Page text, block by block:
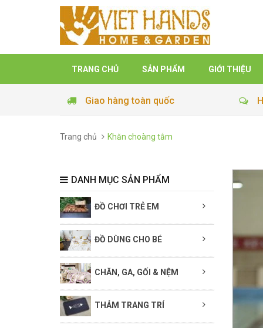
TRANG CHỦ SẢN PHẨM GIỚI THIỆU
Giao hàng toàn quốc
Trang chủ Khăn choàng tắm
DANH MỤC SẢN PHẨM
ĐỒ CHƠI TRẺ EM
ĐỒ DÙNG CHO BÉ
CHĂN, GA, GỐI & NỆM
THẢM TRANG TRÍ